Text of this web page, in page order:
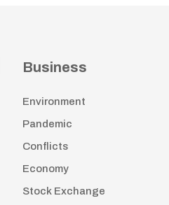
Business
Environment
Pandemic
Conflicts
Economy
Stock Exchange